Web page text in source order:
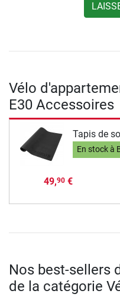
Vélo
E30 Accessoires
Tapis de
En stock à
49,90€
Nos best-sellers
de la catégorie